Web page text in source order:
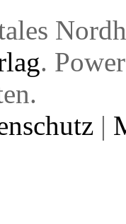
.
|